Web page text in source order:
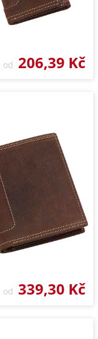
od 206,39 Kč
od 339,30 Kč